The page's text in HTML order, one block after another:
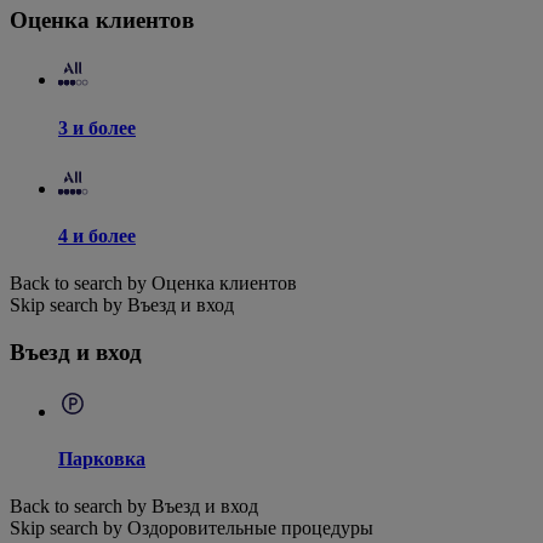
Оценка клиентов
3 и более
4 и более
Back to search by Оценка клиентов
Skip search by Въезд и вход
Въезд и вход
Парковка
Back to search by Въезд и вход
Skip search by Оздоровительные процедуры